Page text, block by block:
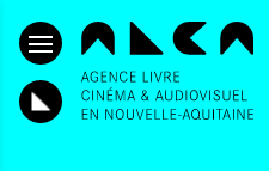
ALLER AU